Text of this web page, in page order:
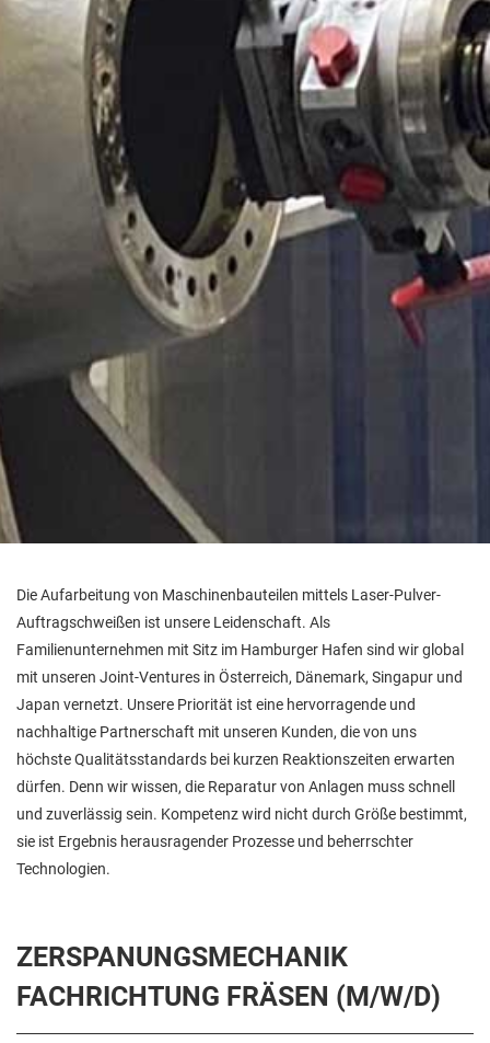
Die Aufarbeitung von Maschinenbauteilen mittels Laser-Pulver-
Auftragschweißen ist unsere Leidenschaft. Als
Familienunternehmen mit Sitz im Hamburger Hafen sind wir global
mit unseren Joint-Ventures in Österreich, Dänemark, Singapur und
Japan vernetzt. Unsere Priorität ist eine hervorragende und
nachhaltige Partnerschaft mit unseren Kunden, die von uns
höchste Qualitätsstandards bei kurzen Reaktionszeiten erwarten
dürfen. Denn wir wissen, die Reparatur von Anlagen muss schnell
und zuverlässig sein. Kompetenz wird nicht durch Größe bestimmt,
sie ist Ergebnis herausragender Prozesse und beherrschter
Technologien.
ZERSPANUNGSMECHANIK
FACHRICHTUNG FRÄSEN (M/W/D)